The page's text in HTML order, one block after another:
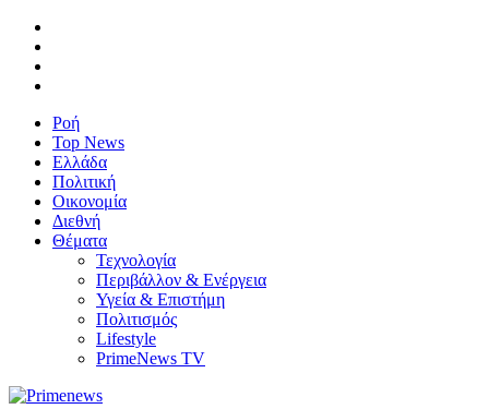
Ροή
Top News
Ελλάδα
Πολιτική
Οικονομία
Διεθνή
Θέματα
Τεχνολογία
Περιβάλλον & Ενέργεια
Υγεία & Επιστήμη
Πολιτισμός
Lifestyle
PrimeNews TV